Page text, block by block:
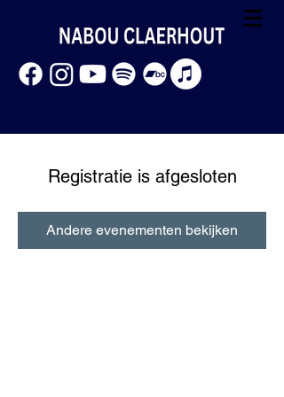
Registratie is afgesloten
Andere evenementen bekijken